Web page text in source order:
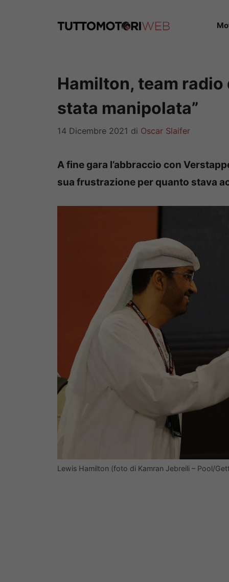
Hamilton, team radio
stata manipolata”
14 Dicembre 2021 di Oscar Slaifer
A fine gara l’abbraccio con
sua frustrazione per quanto stava
Lewis Hamilton (foto di Kamran Jebreili – Pool/